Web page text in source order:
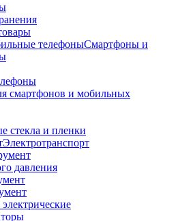
Смартфоны и
смартфонов и мобильных
стекла и пленки
Электротранспорт
давления